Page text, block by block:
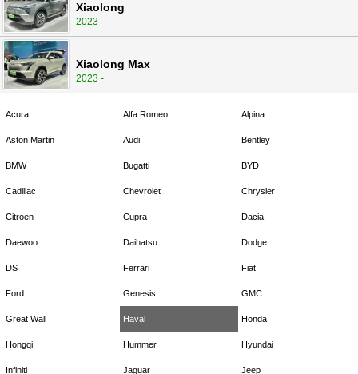
Xiaolong
2023 -
Xiaolong Max
2023 -
Acura Alfa Romeo Alpina
Aston Martin Audi Bentley
BMW Bugatti BYD
Cadillac Chevrolet Chrysler
Citroen Cupra Dacia
Daewoo Daihatsu Dodge
DS Ferrari Fiat
Ford Genesis GMC
Great Wall Haval Honda
Hongqi Hummer Hyundai
Infiniti Jaguar Jeep